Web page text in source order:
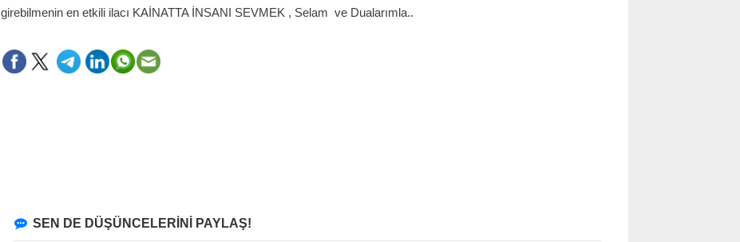
girebilmenin en etkili ilacı KAİNATTA İNSANI SEVMEK , Selam ve Dualarımla..
SEN DE DÜŞÜNCELERİNİ PAYLAŞ!